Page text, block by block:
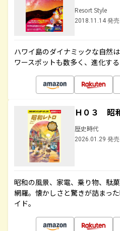
Resort Style
2018.11.14 発売
ハワイ島のダイナミックな自然
ワースポットも数多く、進化す
Ｈ０３ 昭
歴史時代
2026.01.29 発売
昭和の風景、家電、乗り物、駄
網羅。懐かしさと驚きが詰まっ
イド。